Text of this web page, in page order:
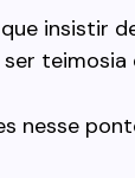
insistir
nesse